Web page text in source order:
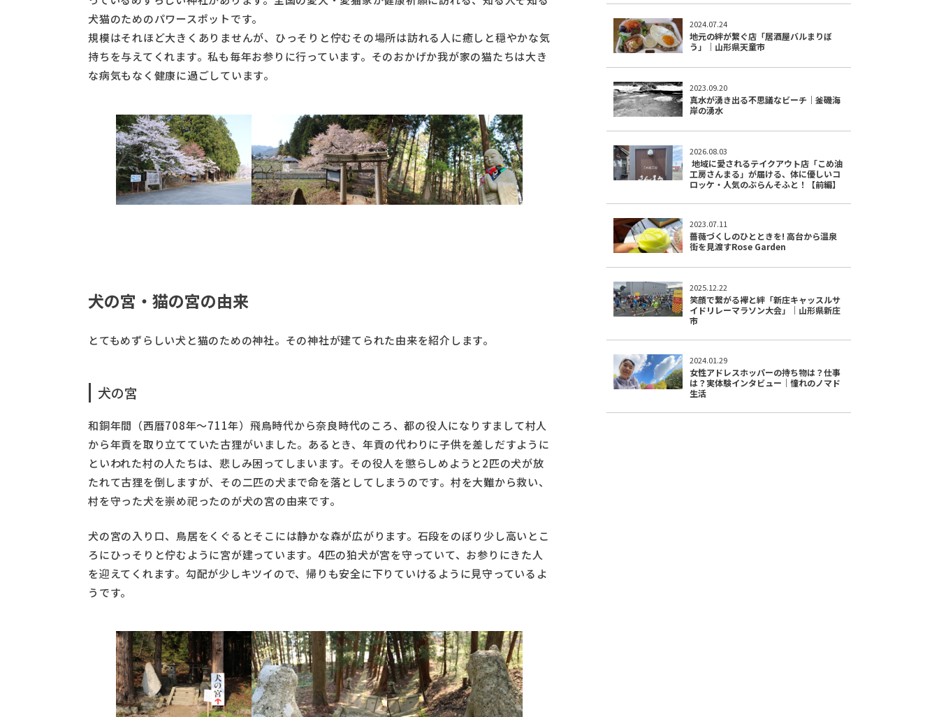
犬猫のためのパワースポットです。
規模はそれほど大きくありませんが、ひっそりと佇むその場所は訪れる人に癒しと穏やかな気
持ちを与えてくれます。私も毎年お参りに行っています。そのおかげか我が家の猫たちは大き
な病気もなく健康に過ごしています。
犬の宮・猫の宮の由来
とてもめずらしい犬と猫のための神社。その神社が建てられた由来を紹介します。
犬の宮
和銅年間（西暦708年～711年）飛鳥時代から奈良時代のころ、都の役人になりすまして村人
から年貢を取り立てていた古狸がいました。あるとき、年貢の代わりに子供を差しだすように
といわれた村の人たちは、悲しみ困ってしまいます。その役人を懲らしめようと2匹の犬が放
たれて古狸を倒しますが、その二匹の犬まで命を落としてしまうのです。村を大難から救い、
村を守った犬を崇め祀ったのが犬の宮の由来です。
犬の宮の入り口、鳥居をくぐるとそこには静かな森が広がります。石段をのぼり少し高いとこ
ろにひっそりと佇むように宮が建っています。4匹の狛犬が宮を守っていて、お参りにきた人
を迎えてくれます。勾配が少しキツイので、帰りも安全に下りていけるように見守っているよ
うです。
2024.07.24
地元の絆が繋ぐ店「居酒屋バルまりぼ
う」｜山形県天童市
2023.09.20
真水が湧き出る不思議なビーチ｜釜磯海
岸の湧水
2026.08.03
地域に愛されるテイクアウト店「こめ油
工房さんまる」が届ける、体に優しいコ
ロッケ・人気のぶらんそふと！【前編】
2023.07.11
薔薇づくしのひとときを! 高台から温泉
街を見渡すRose Garden
2025.12.22
笑顔で繋がる襷と絆「新庄キャッスルサ
イドリレーマラソン大会」｜山形県新庄
市
2024.01.29
女性アドレスホッパーの持ち物は？仕事
は？実体験インタビュー｜憧れのノマド
生活